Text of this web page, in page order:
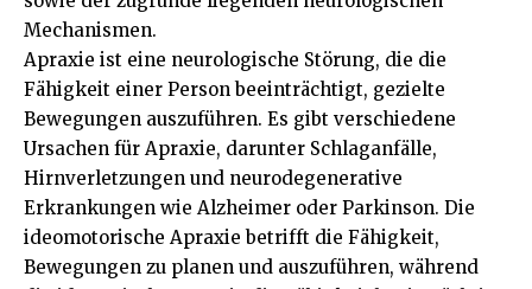
Mechanismen.
Apraxie ist eine neurologische Störung, die die
Fähigkeit einer Person beeinträchtigt, gezielte
Bewegungen auszuführen. Es gibt verschiedene
Ursachen für Apraxie, darunter Schlaganfälle,
Hirnverletzungen und neurodegenerative
Erkrankungen wie Alzheimer oder Parkinson. Die
ideomotorische Apraxie betrifft die Fähigkeit,
Bewegungen zu planen und auszuführen, während